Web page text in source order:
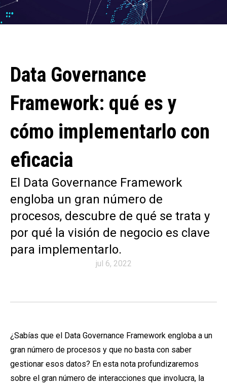
Data Governance
Framework: qué es y
cómo implementarlo con
eficacia
El Data Governance Framework
engloba un gran número de
procesos, descubre de qué se trata y
por qué la visión de negocio es clave
para implementarlo.
jul 6, 2022
¿Sabías que el Data Governance Framework engloba a un
gran número de procesos y que no basta con saber
gestionar esos datos? En esta nota profundizaremos
sobre el gran número de interacciones que involucra, la